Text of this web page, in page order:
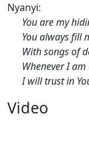
Nyanyi:
You are my
You always fill
With songs of
Whenever I
I will trust in
Video